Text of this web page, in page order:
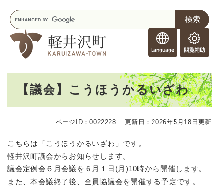
o
r
e
i
n
閲
覧
助
キ
ー
ワ
【議会】こうほうかるいざわ
ページID：0022228 更新日：2026年5月18日更新
こちらは「こうほうかるいざわ」です。
軽井沢町議会からお知らせします。
議会定例会６月会議を６月１日(月)10時から開催します。
また、本会議終了後、全員協議会を開催する予定です。